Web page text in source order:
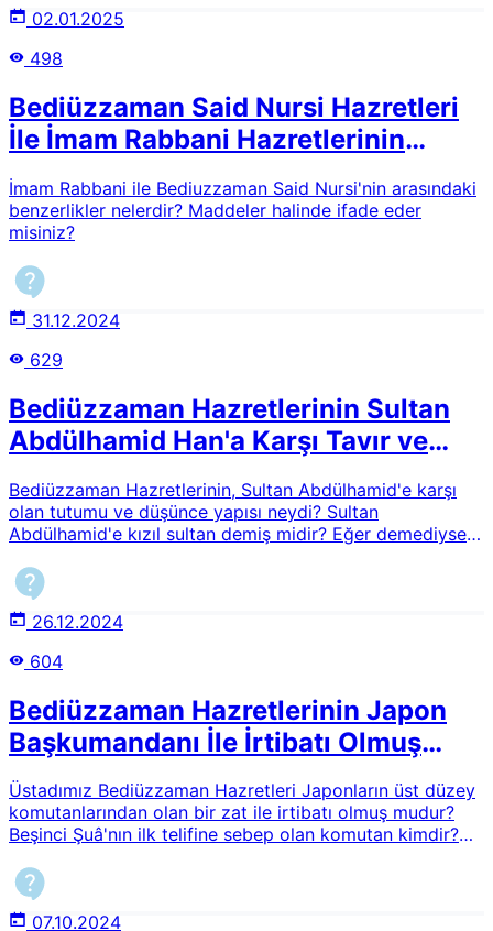
02.01.2025
498
Bediüzzaman Said Nursi Hazretleri
İle İmam Rabbani Hazretlerinin
Benzerlikleri
İmam Rabbani ile Bediuzzaman Said Nursi'nin arasındaki
benzerlikler nelerdir? Maddeler halinde ifade eder
misiniz?
31.12.2024
629
Bediüzzaman Hazretlerinin Sultan
Abdülhamid Han'a Karşı Tavır ve
Bediüzzaman Hazretlerinin, Sultan Abdülhamid'e karşı
olan tutumu ve düşünce yapısı neydi? Sultan
Abdülhamid'e kızıl sultan demiş midir? Eğer demediyse
26.12.2024
604
Bediüzzaman Hazretlerinin Japon
Başkumandanı İle İrtibatı Olmuş
mudur? / Beşinci Şua'nın Telifi
Üstadımız Bediüzzaman Hazretleri Japonların üst düzey
komutanlarından olan bir zat ile irtibatı olmuş mudur?
Beşinci Şuâ'nın ilk telifine sebep olan komutan kimdir?
verebilirseniz mesrur oluruz.
07.10.2024